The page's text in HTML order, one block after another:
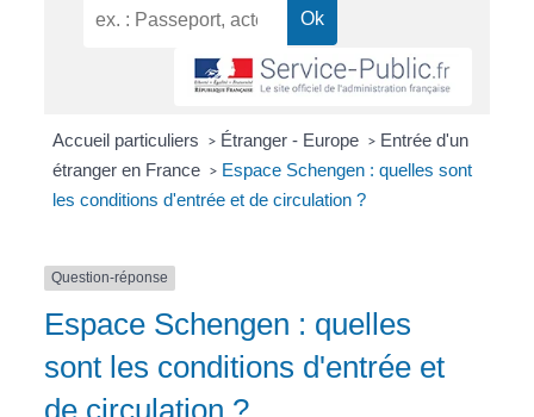
Accueil particuliers > Étranger - Europe > Entrée d'un
étranger en France > Espace Schengen : quelles sont
les conditions d'entrée et de circulation ?
Question-réponse
Espace Schengen : quelles
sont les conditions d'entrée et
de circulation ?